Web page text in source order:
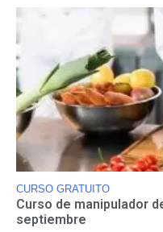
CURSO GRATUITO
Curso de manipulador
septiembre